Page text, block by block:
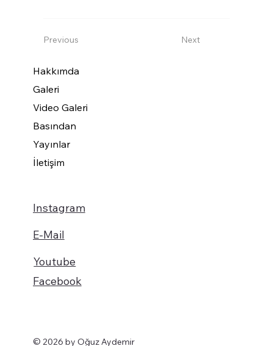
Previous Next
Hakkımda
Galeri
Video Galeri
Basından
Yayınlar
İletişim
Instagram
Facebook
Youtube
E-Mail
© 2026 by Oğuz Aydemir